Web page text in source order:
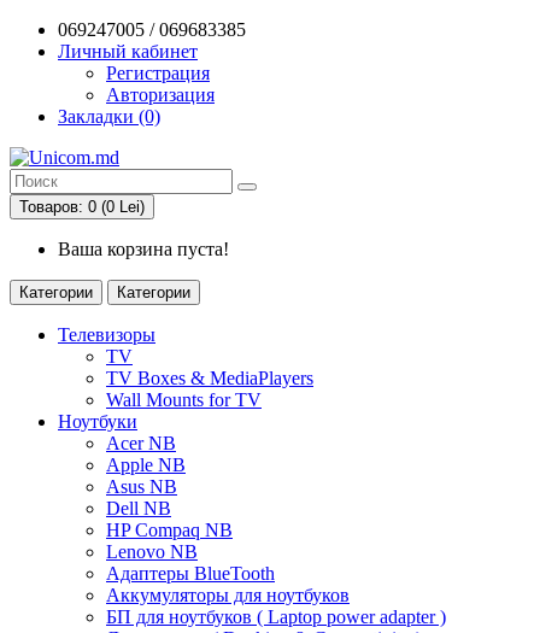
069247005 / 069683385
Личный кабинет
Регистрация
Авторизация
Закладки (0)
Товаров: 0 (0 Lei)
Ваша корзина пуста!
Категории Категории
Телевизоры
TV
TV Boxes & MediaPlayers
Wall Mounts for TV
Ноутбуки
Acer NB
Apple NB
Asus NB
Dell NB
HP Compaq NB
Lenovo NB
Адаптеры BlueTooth
Аккумуляторы для ноутбуков
БП для ноутбуков ( Laptop power adapter )